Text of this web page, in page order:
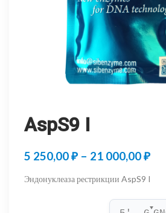
AspS9 I
5 250,00₽ – 21 000,00₽
Эндонуклеаза рестрикции AspS9 I
▼